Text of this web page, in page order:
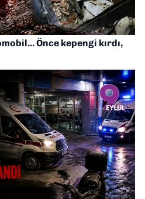
Önce kepengi kırdı,